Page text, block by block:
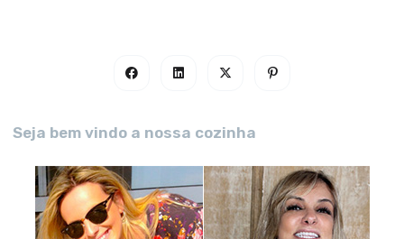
Seja bem vindo a nossa cozinha